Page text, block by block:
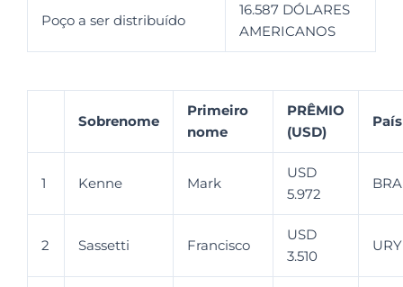
Poço a ser distribuído
16.587 DÓLARES
AMERICANOS
Sobrenome
Primeiro
nome
PRÊMIO
(USD)
País
1 Kenne Mark
USD
5.972
BRA
2 Sassetti Francisco
USD
3.510
URY